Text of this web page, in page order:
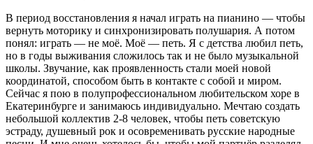
В период восстановления я начал играть на пианино — чтобы
вернуть моторику и синхронизировать полушария. А потом
понял: играть — не моё. Моё — петь. Я с детства любил петь,
но в годы выживания сложилось так и не было музыкальной
школы. Звучание, как проявленность стали моей новой
координатой, способом быть в контакте с собой и миром.
Сейчас я пою в полупрофессиональном любительском хоре в
Екатеринбурге и занимаюсь индивидуально. Мечтаю создать
небольшой коллектив 2-8 человек, чтобы петь советскую
эстраду, душевный рок и осовременивать русские народные